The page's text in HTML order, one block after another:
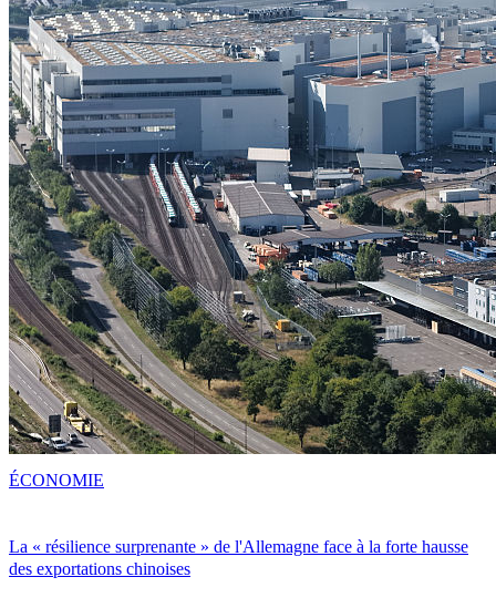
La « résilience surprenante » de l'Allemagne face à la forte hausse
des exportations chinoises
ÉCONOMIE